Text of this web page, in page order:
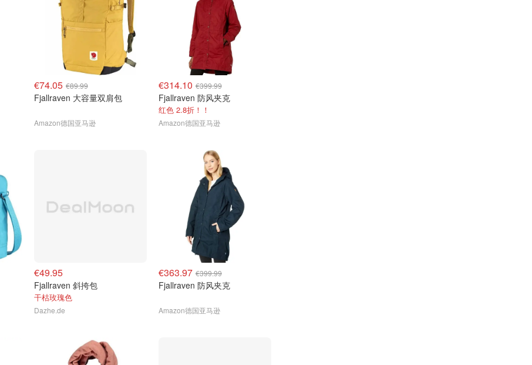
€74.05 €89.99
Fjallraven 大容量双肩包
Amazon德国亚马逊
€314.10 €399.99
Fjallraven 防风夹克
红色 2.8折！！
Amazon德国亚马逊
€49.95
Fjallraven 斜挎包
干枯玫瑰色
Dazhe.de
€363.97 €399.99
Fjallraven 防风夹克
Amazon德国亚马逊